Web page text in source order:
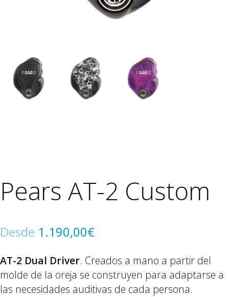
Pears AT-2 Custom
Desde 1.190,00€
AT-2 Dual Driver. Creados a mano a partir del
molde de la oreja se construyen para adaptarse a
las necesidades auditivas de cada persona.